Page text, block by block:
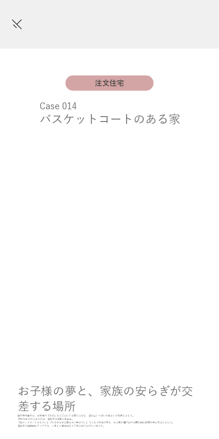
注文住宅
Case 014
バスケットコートのある家
お子様の夢と、家族の安らぎが交
差する場所
山形県村山市に、お子様の「好き」をどこにいても感じられる、遊び心いっぱいの住まいが完成しました。
設計を手がけられたのは、建築家の奥野公章先生。
「庭でバスケットがしたい」「大好きな本に囲まれて学びたい」 そんなご家族の夢を、光と風が通り抜ける開放的な空間の中に形にしました。
建築家の独創的なアイデアを、一貫した自社施工で丁寧に作り上げた一軒です。